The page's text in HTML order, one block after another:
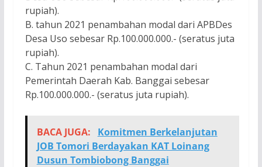
rupiah).
B. tahun 2021 penambahan modal dari APBDes
Desa Uso sebesar Rp.100.000.000.- (seratus juta
rupiah).
C. Tahun 2021 penambahan modal dari
Pemerintah Daerah Kab. Banggai sebesar
Rp.100.000.000.- (seratus juta rupiah).
BACA JUGA:
Komitmen Berkelanjutan
JOB Tomori Berdayakan KAT Loinang
Dusun Tombiobong Banggai